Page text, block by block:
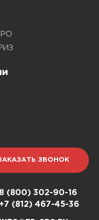
ЗВОНОК
8 (800) 302-90-16
+7 (812) 467-45-36